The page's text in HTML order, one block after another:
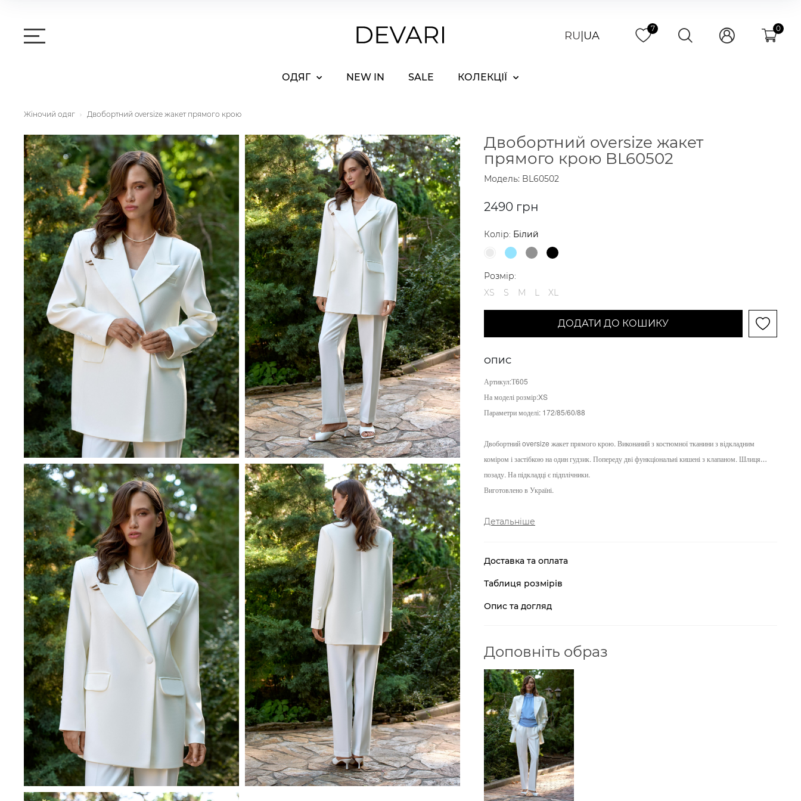
RU UA
7 0
ОДЯГ NEW IN SALE КОЛЕКЦІЇ
Жіночий одяг Двобортний oversize жакет прямого крою
Двобортний oversize жакет
прямого крою BL60502
Модель: BL60502
2490 грн
Колір: Білий
Розмір:
XS
S M L XL
ДОДАТИ ДО КОШИКУ
ОПИС
Артикул:Т605
На моделі розмір:XS
Параметри моделі: 172/85/60/88
Двобортнийoversize жакет прямого крою. Виконаний з костюмної тканини з відкладним
коміром і застібкою на один гудзик. Попереду дві функціональні кишені з клапаном. Шлиця
позаду. На підкладці є підплічники.
Виготовлено в Україні.
Детальніше
Доставка та оплата
Таблиця розмірів
Опис та догляд
Доповніть образ